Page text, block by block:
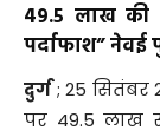
49.5 लाख की
पर्दाफाश” नेवई
दुर्ग; 25 सितंबर
पर 49.5 लाख